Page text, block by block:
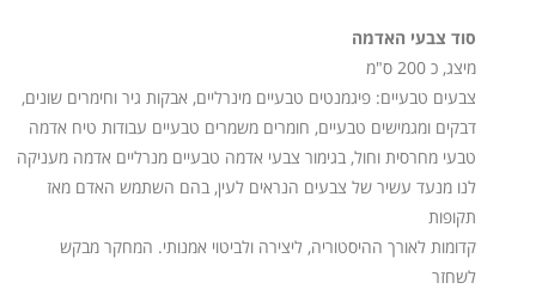
סוד צבעי האדמה
מיצג, כ 200 ס"מ
צבעים טבעיים: פיגמנטים טבעיים מינרליים, אבקות גיר וחימרים שונים,
דבקים ומגמישים טבעיים, חומרים משמרים טבעיים עבודות טיח אדמה
טבעי מחרסית וחול, בגימור צבעי אדמה טבעיים מנרליים אדמה מעניקה
לנו מנעד עשיר של צבעים הנראים לעין, בהם השתמש האדם מאז
תקופות
קדומות לאורך ההיסטוריה, ליצירה ולביטוי אמנותי. המחקר מבקש
לשחזר